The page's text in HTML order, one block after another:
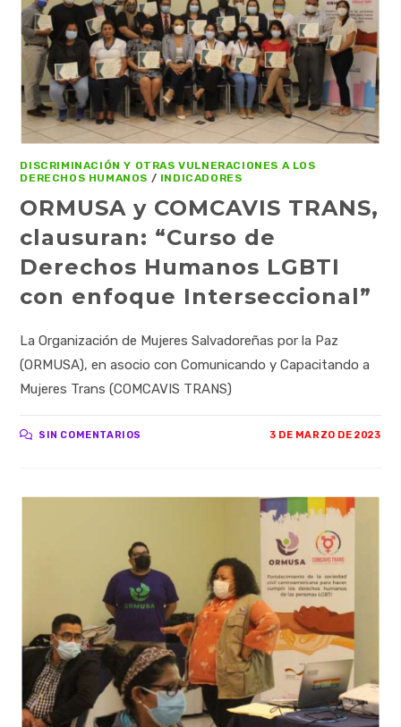
DISCRIMINACIÓN Y OTRAS VULNERACIONES A LOS
DERECHOS HUMANOS / INDICADORES
ORMUSA y COMCAVIS TRANS,
clausuran: “Curso de
Derechos Humanos LGBTI
con enfoque Interseccional”
La Organización de Mujeres Salvadoreñas por la Paz
(ORMUSA), en asocio con Comunicando y Capacitando a
Mujeres Trans (COMCAVIS TRANS)
SIN COMENTARIOS 3 DE MARZO DE 2023